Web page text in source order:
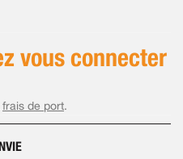
vous connecter
frais de port.